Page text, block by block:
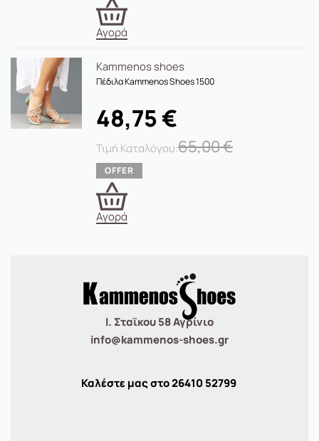
Αγορά
Kammenos shoes
Πέδιλα Kammenos Shoes 1500
65,00€
48,75€
Αγορά
Ι. Σταϊκου 58 Αγρίνιο
info@kammenos-shoes.gr
Καλέστε μας στο26410 52799